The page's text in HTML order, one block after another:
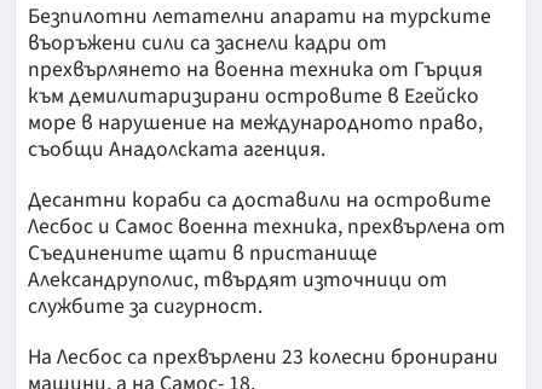
Безпилотни летателни апарати на турските
въоръжени сили са заснели кадри от
прехвърлянето на военна техника от Гърция
към демилитаризирани островите в Егейско
море в нарушение на международното право,
съобщи Анадолската агенция.
Десантни кораби са доставили на островите
Лесбос и Самос военна техника, прехвърлена от
Съединените щати в пристанище
Александруполис, твърдят източници от
службите за сигурност.
На Лесбос са прехвърлени 23 колесни бронирани